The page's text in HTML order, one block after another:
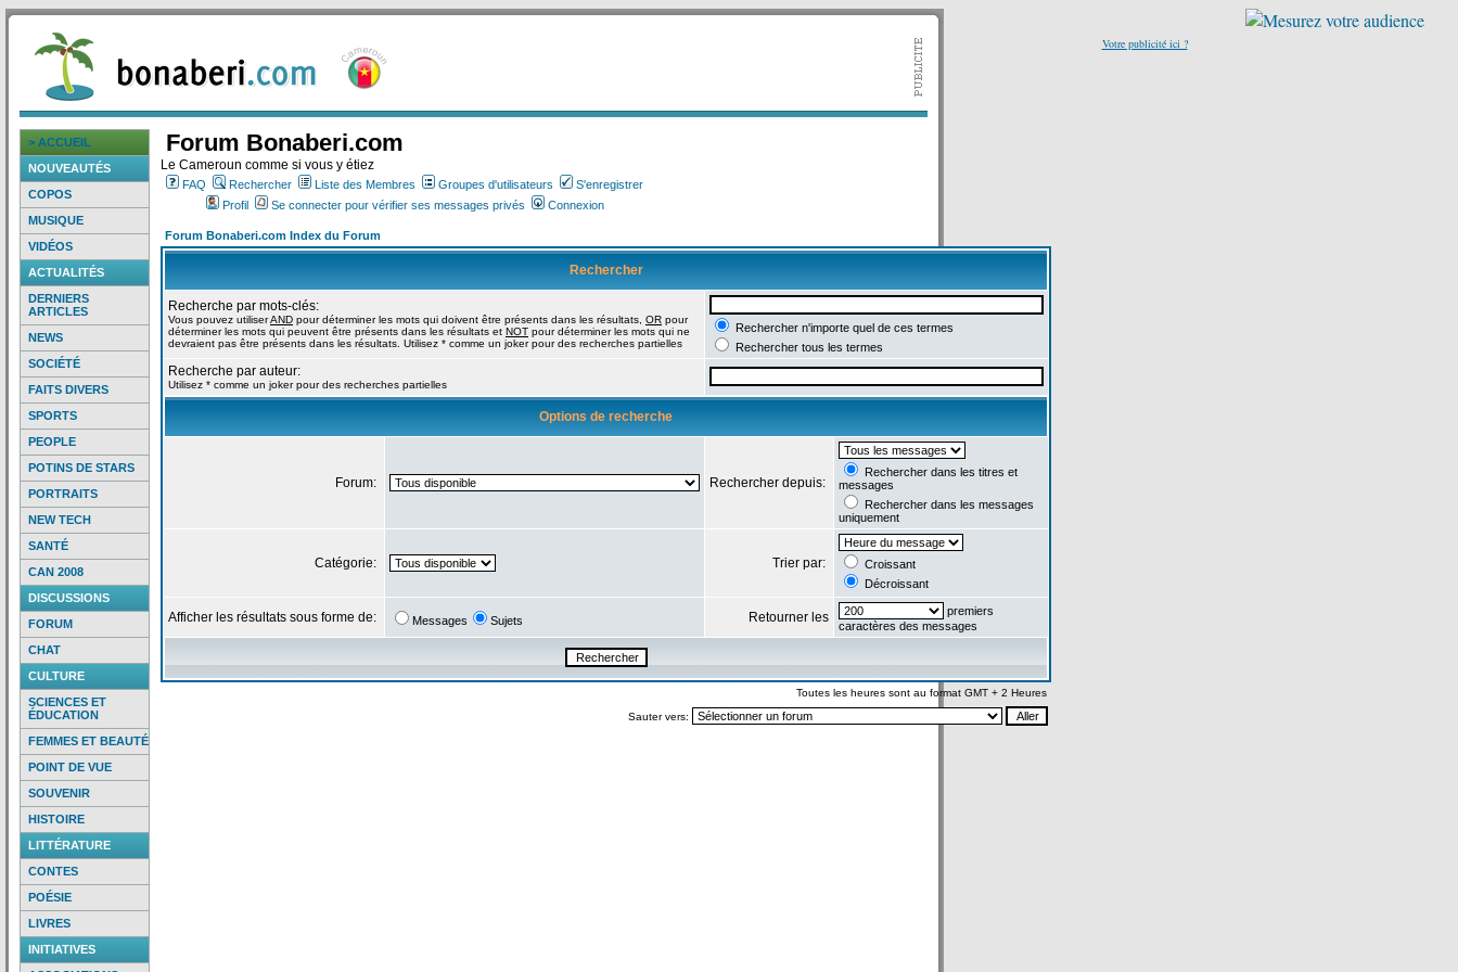
> ACCUEIL
NOUVEAUTÉS
COPOS
MUSIQUE
VIDÉOS
ACTUALITÉS
DERNIERS
ARTICLES
NEWS
SOCIÉTÉ
FAITS DIVERS
SPORTS
PEOPLE
POTINS DE STARS
PORTRAITS
NEW TECH
SANTÉ
CAN 2008
DISCUSSIONS
FORUM
CHAT
CULTURE
SCIENCES ET
ÉDUCATION
FEMMES ET BEAUTÉ
POINT DE VUE
SOUVENIR
HISTOIRE
LITTÉRATURE
CONTES
POÉSIE
LIVRES
INITIATIVES
Forum Bonaberi.com
Le Cameroun comme si vous y étiez
FAQ Rechercher Liste des Membres Groupes d'utilisateurs
S'enregistrer
Profil
Se connecter pour vérifier ses messages privés Connexion
Forum Bonaberi.com Index du Forum
Rechercher
Recherche par mots-clés:
Vous pouvez utiliserAND pour déterminer les mots qui doivent être présents dans les résultats, OR pour
déterminer les mots qui peuvent être présents dans les résultats et NOT pour déterminer les mots qui ne
devraient pas être présents dans les résultats. Utilisez * comme un joker pour des recherches partielles
Rechercher n'importe quel de ces termes
Rechercher tous les termes
Recherche par auteur:
Utilisez * comme un joker pour des recherches partielles
Options de recherche
Forum: Rechercher depuis:
Rechercher dans les titres et
messages
Rechercher dans les messages
uniquement
Catégorie: Trier par:
Croissant
Décroissant
Afficher les résultats sous forme de: Messages Sujets Retourner les
premiers
caractères des messages
Toutes les heures sont au format GMT + 2 Heures
Sauter vers:
Votre publicité ici ?